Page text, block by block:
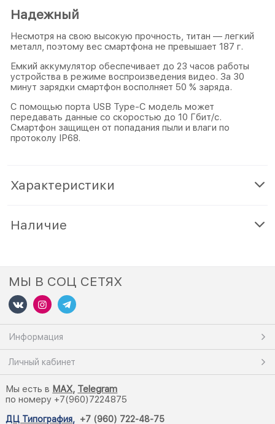
Надежный
Несмотря на свою высокую прочность, титан — легкий
металл, поэтому вес смартфона не превышает 187 г.
Емкий аккумулятор обеспечивает до 23 часов работы
устройства в режиме воспроизведения видео. За 30
минут зарядки смартфон восполняет 50 % заряда.
С помощью порта USB Type-C модель может
передавать данные со скоростью до 10 Гбит/с.
Смартфон защищен от попадания пыли и влаги по
протоколу IP68.
Характеристики
Наличие
МЫ В СОЦ СЕТЯХ
Информация
Личный кабинет
Мы есть в MAX, Telegram
по номеру +7(960)7224875
ДЦ Типография, +7 (960) 722-48-75